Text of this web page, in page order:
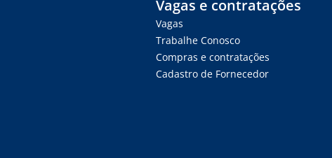
Vagas e contratações
Vagas
Trabalhe Conosco
Compras e contratações
Cadastro de Fornecedor